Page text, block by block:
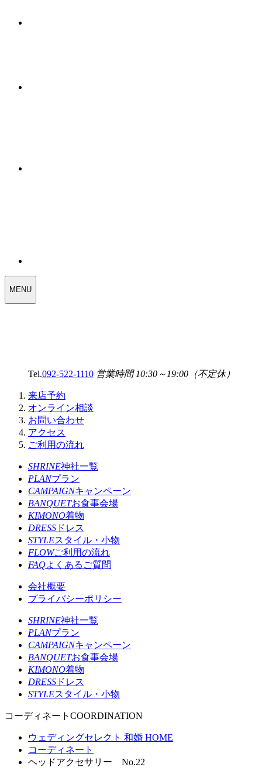
SELECT
MENU
Tel.092-522-1110 営業時間 10:30～19:00（不定休）
来店予約
オンライン相談
お問い合わせ
アクセス
ご利用の流れ
SHRINE神社一覧
PLANプラン
CAMPAIGNキャンペーン
BANQUETお食事会場
KIMONO着物
DRESS ドレス
STYLEスタイル・小物
FLOWご利用の流れ
FAQよくあるご質問
会社概要
プライバシーポリシー
SHRINE神社一覧
PLANプラン
CAMPAIGNキャンペーン
BANQUETお食事会場
KIMONO着物
DRESS ドレス
STYLEスタイル・小物
コーディネート COORDINATION
ウェディングセレクト 和婚 HOME
コーディネート
ヘッドアクセサリー No.22